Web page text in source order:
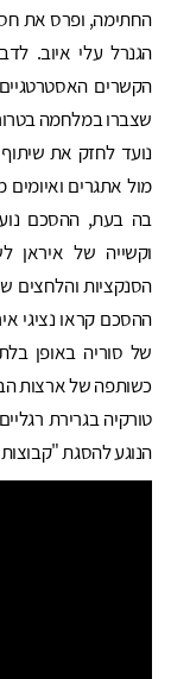
החתימה, ופרס את
הגנרל עלי איוב.
הקשרים
שצברו במלחמה
נועד לחזק את
מול אתגרים
בה בעת, ההסכם
וקשייה של איראן
הסנקציות והלחצים
ההסכם קראו נציגי
של סוריה באופן
כשותפה של ארצות
טורקיה בגרירת
הנוגע להסגת